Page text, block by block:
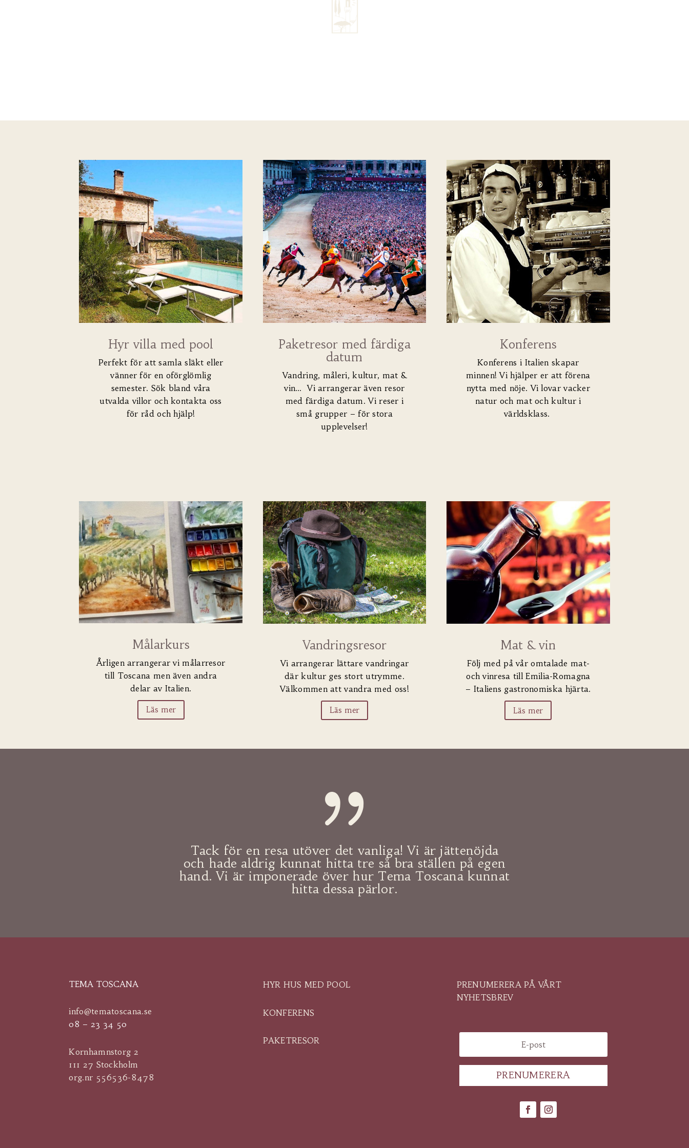
Hyr villa med pool
Perfekt för att samla släkt eller
vänner för en oförglömlig
semester. Sök bland våra
utvalda villor och kontakta oss
för råd och hjälp!
Paketresor med färdiga
datum
Vandring, måleri, kultur, mat &
vin… Vi arrangerar även resor
med färdiga datum. Vi reser i
små grupper – för stora
upplevelser!
Konferens
Konferens i Italien skapar
minnen! Vi hjälper er att förena
nytta med nöje. Vi lovar vacker
natur och mat och kultur i
världsklass.
Målarkurs
Årligen arrangerar vi målarresor
till Toscana men även andra
delar av Italien.
Läs mer
Vandringsresor
Vi arrangerar lättare vandringar
där kultur ges stort utrymme.
Välkommen att vandra med oss!
Läs mer
Mat & vin
Följ med på vår omtalade mat-
och vinresa till Emilia-Romagna
– Italiens gastronomiska hjärta.
Läs mer
{
Tack för en resa utöver det vanliga! Vi är jättenöjda
och hade aldrig kunnat hitta tre så bra ställen på egen
hand. Vi är imponerade över hur Tema Toscana kunnat
hitta dessa pärlor.
TEMA TOSCANA
info@tematoscana.se
08 – 23 34 50
Kornhamnstorg 2
111 27 Stockholm
org.nr 556536-8478
HYR HUS MED POOL
KONFERENS
PAKETRESOR
PRENUMERERA PÅ VÅRT
NYHETSBREV
PRENUMERERA